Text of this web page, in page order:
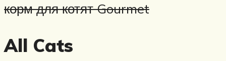
корм для котят Gourmet
All Cats